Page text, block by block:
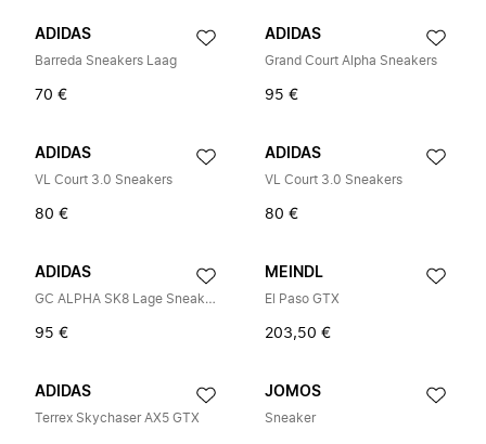
ADIDAS
Barreda Sneakers Laag
70 €
ADIDAS
Grand Court Alpha Sneakers
95 €
ADIDAS
VL Court 3.0 Sneakers
80 €
ADIDAS
VL Court 3.0 Sneakers
80 €
ADIDAS
GC ALPHA SK8 Lage Sneakers
95 €
MEINDL
El Paso GTX
203,50 €
ADIDAS
Terrex Skychaser AX5 GTX
JOMOS
Sneaker